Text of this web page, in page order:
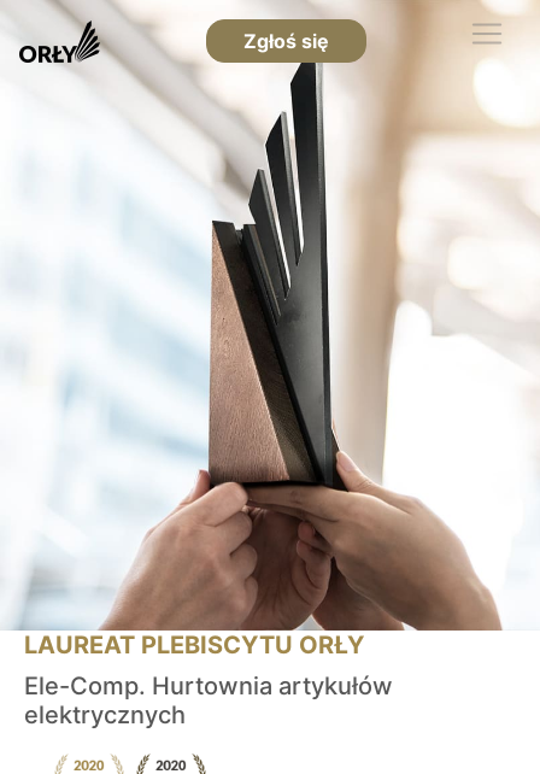
Zgłoś się
LAUREAT PLEBISCYTU ORŁY
Ele-Comp. Hurtownia artykułów
elektrycznych